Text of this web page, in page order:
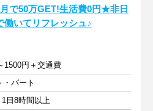
で50万GET!生活費0円★非日
働いてリフレッシュ♪
1500円＋交通費
・パート
日8時間以上